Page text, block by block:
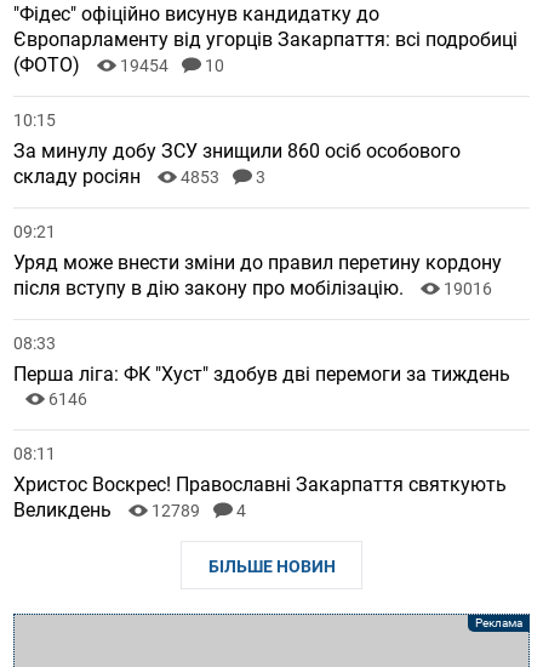
"Фідес" офіційно висунув кандидатку до
Європарламенту від угорців Закарпаття: всі подробиці
(ФОТО)
19454 10
10:15
За минулу добу ЗСУ знищили 860 осіб особового
складу росіян
4853 3
09:21
Уряд може внести зміни до правил перетину кордону
після вступу в дію закону про мобілізацію.
19016
08:33
Перша ліга: ФК "Хуст" здобув дві перемоги за тиждень
6146
08:11
Христос Воскрес! Православні Закарпаття святкують
Великдень
12789 4
БІЛЬШЕ НОВИН